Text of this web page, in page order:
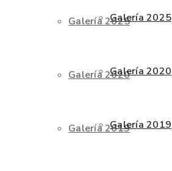
Galería 2025
Galería 2020
Galería 2019
Galería 2025
Galería 2020
Galería 2019